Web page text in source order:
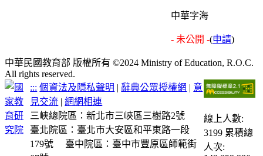
中華字海
- 未公開 -(申請)
中華民國教育部 版權所有 ©2024 Ministry of Education, R.O.C.
All rights reserved.
::: 個資法及隱私聲明 | 辭典公眾授權網 | 意
見交流 |網網相連
三峽總院區：新北市三峽區三樹路2號
臺北院區：臺北市大安區和平東路一段
179號
臺中院區：臺中市豐原區師範街
線上人數:
3199 累積總
人次: